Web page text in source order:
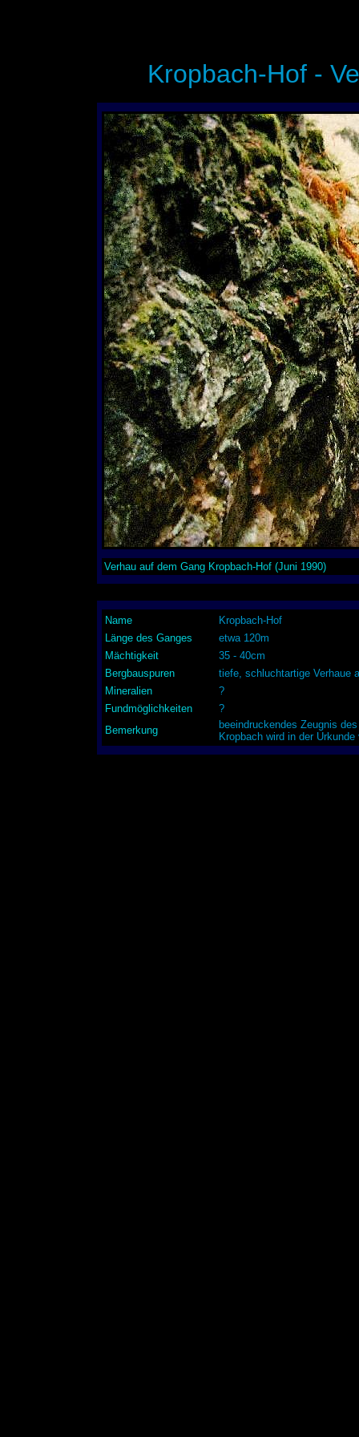
Kropbach-Hof -
Verhau auf dem Gang Kropbach-Hof (Juni 1990)
Name
Kropbach-Hof
Länge des Ganges
etwa 120m
Mächtigkeit
35 - 40cm
Bergbauspuren
tiefe, schluchtartige Verhaue
Mineralien
?
Fundmöglichkeiten
?
Bemerkung
beeindruckendes Zeugnis
Kropbach wird in der